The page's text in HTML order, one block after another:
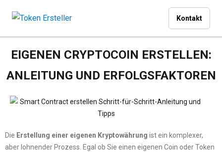
Kontakt
EIGENEN CRYPTOCOIN ERSTELLEN:
ANLEITUNG UND ERFOLGSFAKTOREN
Die Erstellung einer eigenen Kryptowährung ist ein komplexer,
aber lohnender Prozess. Egal ob Sie einen eigenen Coin oder Token